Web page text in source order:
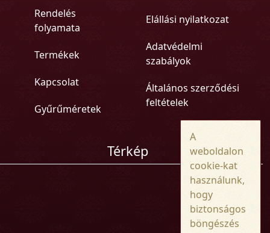
Rendelés
folyamata
Termékek
Kapcsolat
Gyűrűméretek
Elállási nyilatkozat
Adatvédelmi
szabályok
Általános szerződési
feltételek
Térkép
A
weboldalon
cookie-kat
használunk,
hogy
biztonságos
böngészés